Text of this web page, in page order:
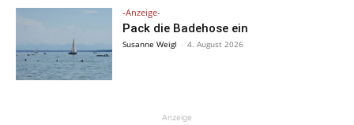
-Anzeige-
Pack die Badehose ein
Susanne Weigl - 4. August 2026
Anzeige